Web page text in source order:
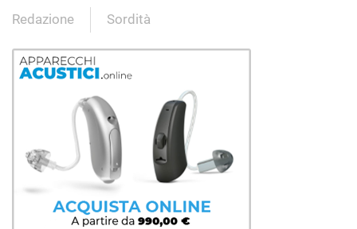
Redazione Sordità